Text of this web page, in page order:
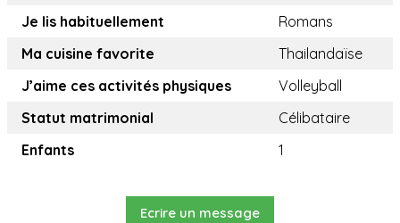
Je lis habituellement
Romans
Ma cuisine favorite
Thailandaïse
J’aime ces activités physiques
Volleyball
Statut matrimonial
Célibataire
Enfants
1
Ecrire un message